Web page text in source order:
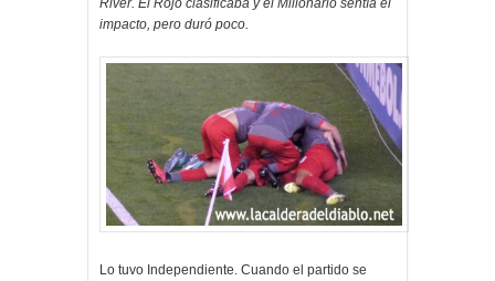
River. El Rojo clasificaba y el Millonario sentía el
impacto, pero duró poco.
Lo tuvo Independiente. Cuando el partido se